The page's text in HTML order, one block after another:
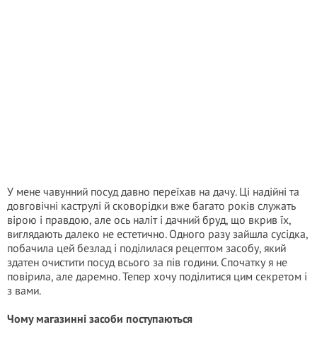
У мене чавунний посуд давно переїхав на дачу. Ці надійні та
довговічні каструлі й сковорідки вже багато років служать
вірою і правдою, але ось наліт і дачний бруд, що вкрив їх,
виглядають далеко не естетично. Одного разу зайшла сусідка,
побачила цей безлад і поділилася рецептом засобу, який
здатен очистити посуд всього за пів години. Спочатку я не
повірила, але даремно. Тепер хочу поділитися цим секретом і
з вами.
Чому магазинні засоби поступаються